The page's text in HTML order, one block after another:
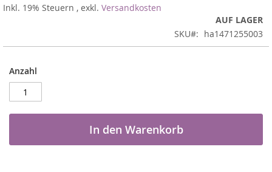
Inkl. 19% Steuern , exkl. Versandkosten
AUF LAGER
SKU
ha1471255003
Anzahl
In den Warenkorb